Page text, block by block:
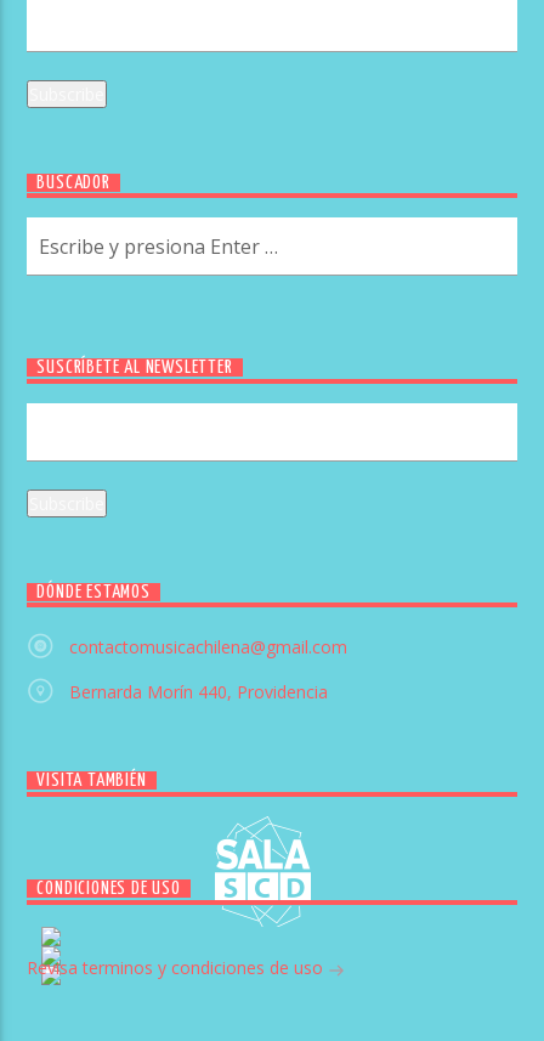
BUSCADOR
SUSCRÍBETE AL NEWSLETTER
DÓNDE ESTAMOS
contactomusicachilena@gmail.com
Bernarda Morín 440, Providencia
VISITA TAMBIÉN
CONDICIONES DE USO
Revisa terminos y condiciones de uso